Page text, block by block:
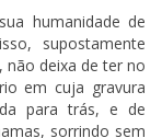
humanidade de
supostamente
deixa de ter no
em cuja gravura
para trás, e de
sorrindo sem